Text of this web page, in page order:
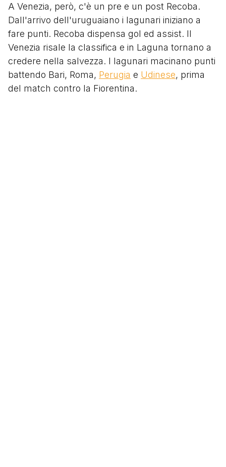
A Venezia, però, c'è un pre e un post Recoba.
Dall'arrivo dell'uruguaiano i lagunari iniziano a
fare punti. Recoba dispensa gol ed assist. Il
Venezia risale la classifica e in Laguna tornano a
credere nella salvezza. I lagunari macinano punti
battendo Bari, Roma, Perugia e Udinese, prima
del match contro la Fiorentina.